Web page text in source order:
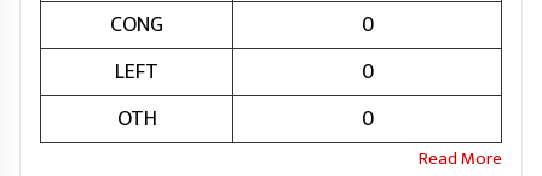
CONG
0
LEFT
0
OTH
0